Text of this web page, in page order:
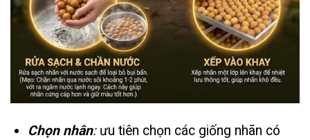
Chọn nhân:ưu tiên chọn các giống nhãn có